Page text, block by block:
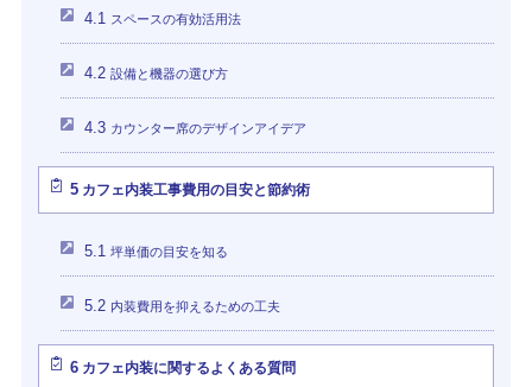
4.1 スペースの有効活用法
4.2 設備と機器の選び方
4.3 カウンター席のデザインアイデア
5カフェ内装工事費用の目安と節約術
5.1 坪単価の目安を知る
5.2 内装費用を抑えるための工夫
6カフェ内装に関するよくある質問